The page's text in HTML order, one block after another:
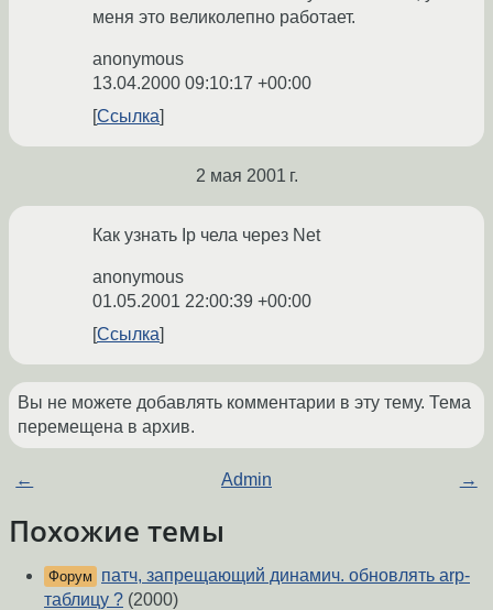
меня это великолепно работает.
anonymous
13.04.2000 09:10:17 +00:00
Ссылка
2 мая 2001 г.
Как узнать Ip чела через Net
anonymous
01.05.2001 22:00:39 +00:00
Ссылка
Вы не можете добавлять комментарии в эту тему. Тема
перемещена в архив.
← Admin →
Похожие темы
Форум
патч, запрещающий динамич. обновлять arp-
таблицу ? (2000)